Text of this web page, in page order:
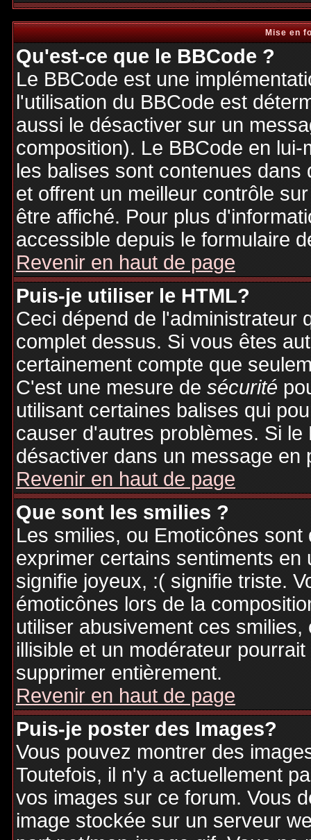
Mise en
Qu'est-ce que le BBCode ?
Le BBCode est une
l'utilisation du BBCode est
aussi le désactiver sur un
composition). Le BBCode en
les balises sont contenues
et offrent un meilleur contrôle
être affiché. Pour plus
accessible depuis le formulaire
Revenir en haut de page
Puis-je utiliser le HTML?
Ceci dépend de l'administrateur
complet dessus. Si vous êtes
certainement compte que
C'est une mesure desécurité
utilisant certaines balises qui
causer d'autres problèmes. Si
désactiver dans un message en
Revenir en haut de page
Que sont les smilies ?
Les smilies, ou Emoticônes
exprimer certains sentiments
signifie joyeux, :( signifie triste.
émoticônes lors de la
utiliser abusivement ces
illisible et un modérateur
supprimer entièrement.
Revenir en haut de page
Puis-je poster des Images?
Vous pouvez montrer des
Toutefois, il n'y a actuellement
vos images sur ce forum. Vous
image stockée sur un serveur